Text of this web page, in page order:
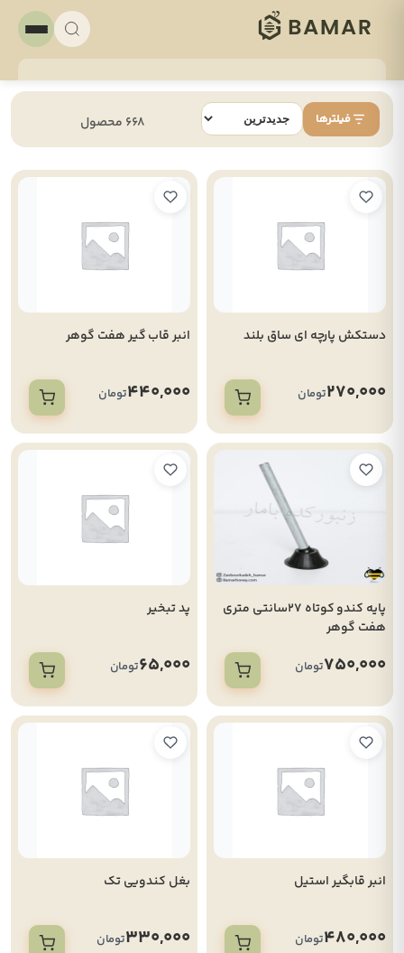
فیلترها 668 محصول
دستکش پارچه ای ساق بلند
270,000تومان
انبر قاب گیر هفت گوهر
440,000تومان
پایه کندو کوتاه 27سانتی متری
هفت گوهر
750,000تومان
پد تبخیر
65,000تومان
انبر قابگیر استیل
480,000تومان
بغل کندویی تک
330,000تومان